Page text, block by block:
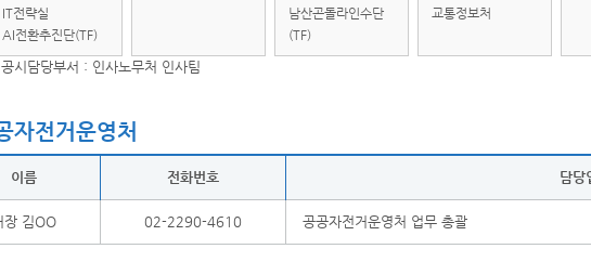
IT전략실
AI전환추진단(TF)
남산곤돌라인수단
(TF)
교통정보처
시담당부서 : 인사노무처 인사팀
자전거운영처
이름 전화번호 담당
장 김OO 02-2290-4610 공공자전거운영처 업무 총괄